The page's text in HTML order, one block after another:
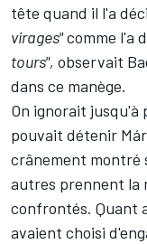
tête quand il l'a
virages"comme l'a
tours", observait
dans ce manège.
On ignorait jusqu'à
pouvait détenir
crânement montré
autres prennent la
confrontés. Quant
avaient choisi